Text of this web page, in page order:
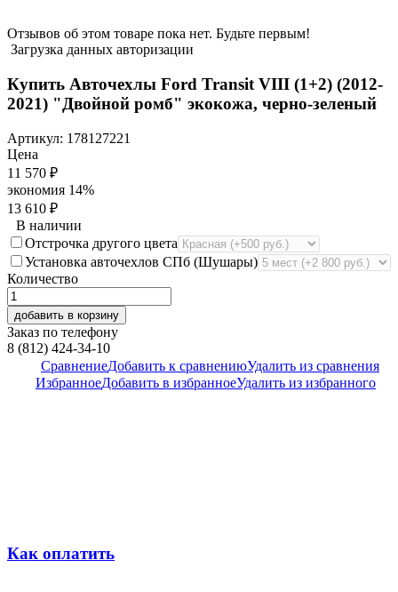
Отзывов об этом товаре пока нет. Будьте первым!
Загрузка данных авторизации
Купить Авточехлы Ford Transit VIII (1+2) (2012-
2021) "Двойной ромб" экокожа, черно-зеленый
Артикул: 178127221
Цена
11 570 ₽
экономия 14%
13 610 ₽
В наличии
Отстрочка другого цвета
Установка авточехлов СПб (Шушары)
Количество
добавить в корзину
Заказ по телефону
8 (812) 424-34-10
СравнениеДобавить к сравнениюУдалить из сравнения
ИзбранноеДобавить в избранноеУдалить из избранного
Как оплатить